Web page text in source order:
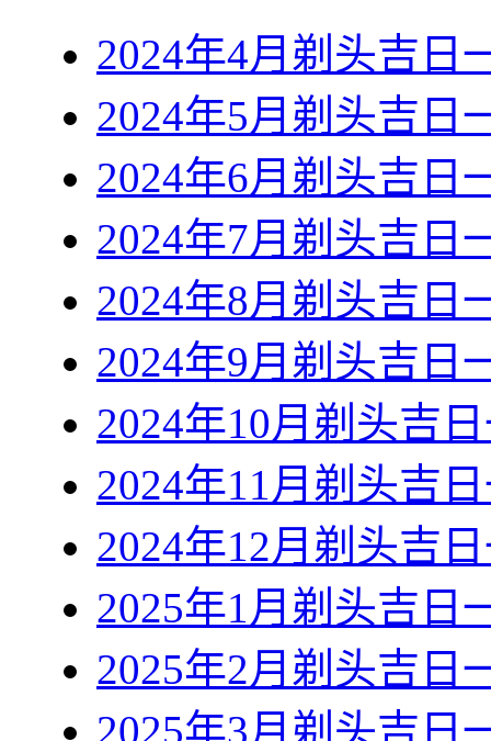
2024年4月剃头吉日
2024年5月剃头吉日
2024年6月剃头吉日
2024年7月剃头吉日
2024年8月剃头吉日
2024年9月剃头吉日
2024年10月剃头吉
2024年11月剃头吉
2024年12月剃头吉
2025年1月剃头吉日
2025年2月剃头吉日
2025年3月剃头吉日